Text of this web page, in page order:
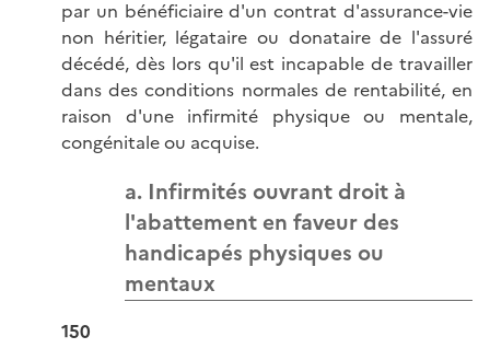
par un bénéficiaire d'un contrat d'assurance-vie
non héritier, légataire ou donataire de l'assuré
décédé, dès lors qu'il est incapable de travailler
dans des conditions normales de rentabilité, en
raison d'une infirmité physique ou mentale,
congénitale ou acquise.
a. Infirmités ouvrant droit à
l'abattement en faveur des
handicapés physiques ou
mentaux
150